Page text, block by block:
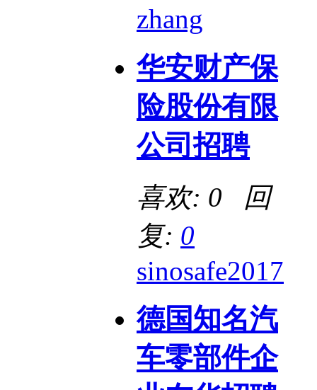
zhang
华安财产保
险股份有限
公司招聘
喜欢: 0 回
复: 0
sinosafe2017
德国知名汽
车零部件企